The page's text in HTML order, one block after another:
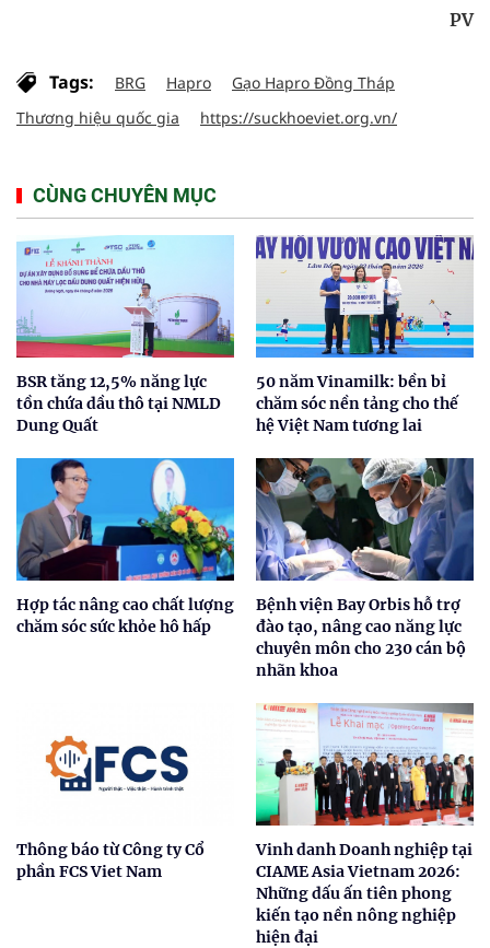
PV
Tags: BRG Hapro
Gạo Hapro Đồng Tháp
Thương hiệu quốc gia
https://suckhoeviet.org.vn/
CÙNG CHUYÊN MỤC
BSR tăng 12,5% năng lực
tồn chứa dầu thô tại NMLD
Dung Quất
50 năm Vinamilk: bền bỉ
chăm sóc nền tảng cho thế
hệ Việt Nam tương lai
Hợp tác nâng cao chất lượng
chăm sóc sức khỏe hô hấp
Bệnh viện Bay Orbis hỗ trợ
đào tạo, nâng cao năng lực
chuyên môn cho 230 cán bộ
nhãn khoa
Thông báo từ Công ty Cổ
phần FCS Viet Nam
Vinh danh Doanh nghiệp tại
CIAME Asia Vietnam 2026:
Những dấu ấn tiên phong
kiến tạo nền nông nghiệp
hiện đại